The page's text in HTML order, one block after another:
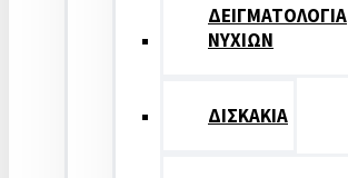
ΔΕΙΓΜΑΤΟΛΟΓΙΑ
ΝΥΧΙΩΝ
ΔΙΣΚΑΚΙΑ